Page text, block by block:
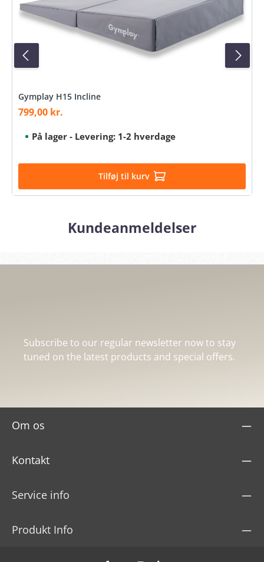
Gymplay H15 Incline
Sale price:
799,00 kr.
På lager - Levering: 1-2 hverdage
Tilføj til kurv
Kundeanmeldelser
Subscribe to our regular newsletter now to stay
tuned on the latest products and special offers.
Om os
Kontakt
Service info
Produkt Info